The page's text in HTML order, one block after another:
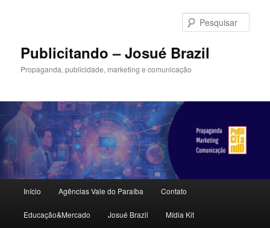
principal
secundárioPublicitando – Josué Brazil
Propaganda, publicidade, marketing e comunicação
principal
Início Agências Vale do Paraíba Contato
Educação&Mercado Josué Brazil Mídia Kit